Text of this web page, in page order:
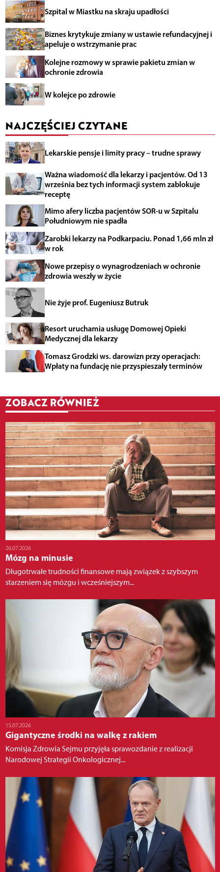
Szpital w Miastku na skraju upadłości
Biznes krytykuje zmiany w ustawie refundacyjnej i
apeluje o wstrzymanie prac
Kolejne rozmowy w sprawie pakietu zmian w
ochronie zdrowia
W kolejce po zdrowie
NAJCZĘŚCIEJ CZYTANE
Lekarskie pensje i limity pracy – trudne sprawy
Ważna wiadomość dla lekarzy i pacjentów. Od 13
września bez tych informacji system zablokuje
receptę
Mimo afery liczba pacjentów SOR-u w Szpitalu
Południowym nie spadła
Zarobki lekarzy na Podkarpaciu. Ponad 1,66 mln zł
w rok
Nowe przepisy o wynagrodzeniach w ochronie
zdrowia weszły w życie
Nie żyje prof. Eugeniusz Butruk
Resort uruchamia usługę Domowej Opieki
Medycznej dla lekarzy
Tomasz Grodzki ws. darowizn przy operacjach:
Wpłaty na fundację nie przyspieszały terminów
ZOBACZ RÓWNIEŻ
26.07.2026
Mózg na minusie
Długotrwałe trudności finansowe mają związek z szybszym
starzeniem się mózgu i wcześniejszym...
15.07.2026
Gigantyczne środki na walkę z rakiem
Komisja Zdrowia Sejmu przyjęła sprawozdanie z realizacji
Narodowej Strategii Onkologicznej...